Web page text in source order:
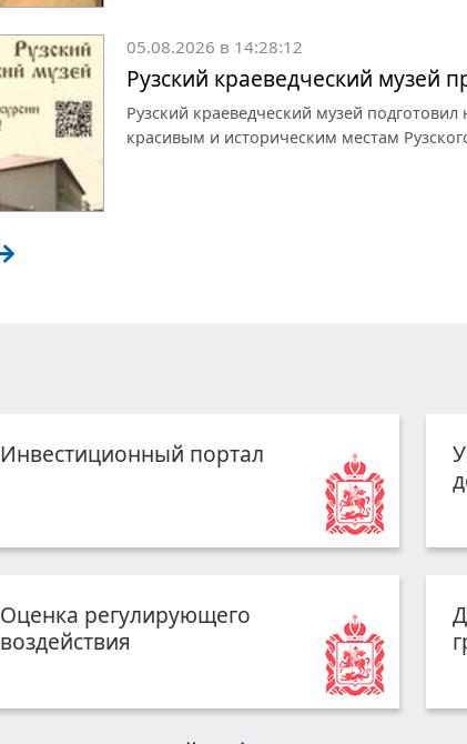
05.08.2026 в 14:28:12
Рузский краеведческий музей
Рузский краеведческий музей
красивым и историческим местам
Инвестиционный портал
Оценка регулирующего
воздействия